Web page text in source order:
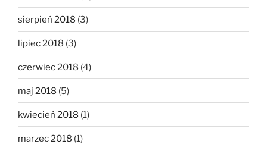
sierpień 2018 (3)
lipiec 2018 (3)
czerwiec 2018 (4)
maj 2018 (5)
kwiecień 2018 (1)
marzec 2018 (1)